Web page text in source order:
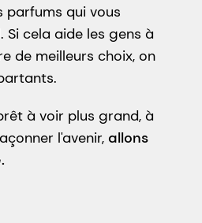
parfums qui vous
cela aide les gens à
de meilleurs choix, on
à voir plus grand, à
l'avenir, allons